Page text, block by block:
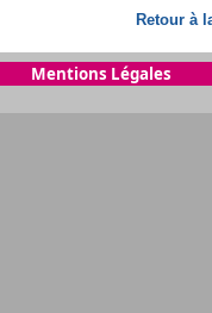
Retour à
Mentions Légales